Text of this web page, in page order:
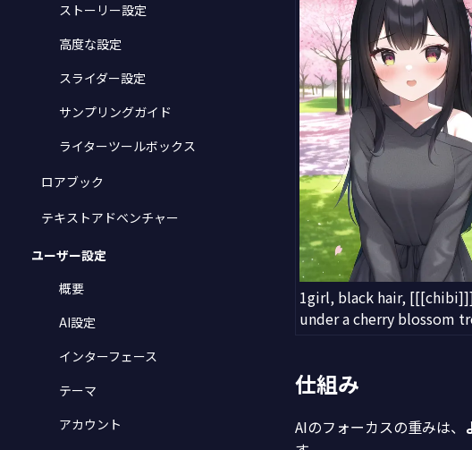
ストーリー設定
高度な設定
スライダー設定
サンプリングガイド
ライターツールボックス
ロアブック
テキストアドベンチャー
ユーザー設定
概要
AI設定
インターフェース
テーマ
アカウント
1girl, black hair,
under a cherry blossom
仕組み
AIのフォーカスの重みは、